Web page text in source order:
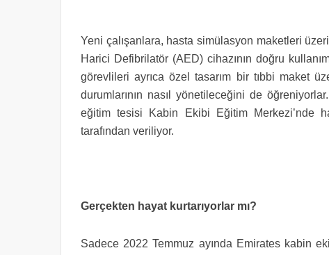
Yeni çalışanlara, hasta simülasyon maketleri
Harici Defibrilatör (AED) cihazının doğru
görevlileri ayrıca özel tasarım bir tıbbi maket
durumlarının nasıl yönetileceğini de
eğitim tesisi Kabin Ekibi Eğitim Merkezi’nde
tarafından veriliyor.
Gerçekten hayat kurtarıyorlar mı?
Sadece 2022 Temmuz ayında Emirates kabin